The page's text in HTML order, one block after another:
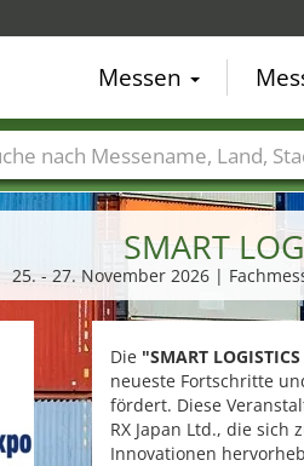
SMART
25. - 27. November 2026 |
Die "SMART
neueste Fortschritte
fördert. Diese
RX Japan Ltd., die
Innovationen
Messen
Messenamen Länder Städte